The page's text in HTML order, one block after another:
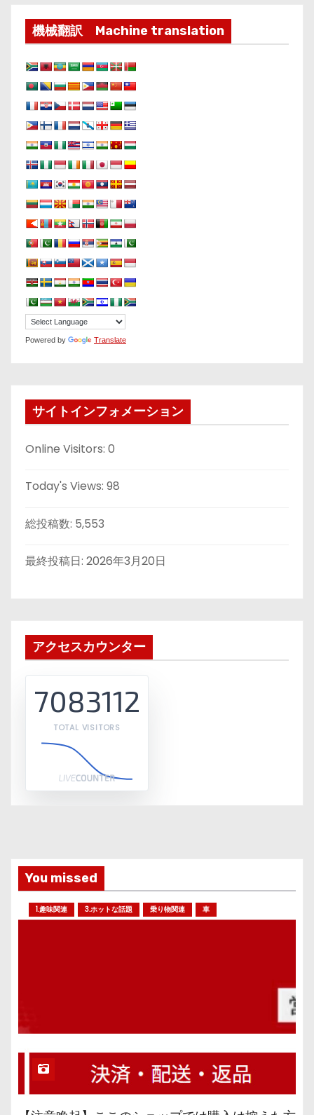
機械翻訳 Machine translation
Powered by Translate
サイトインフォメーション
Online Visitors: 0
Today's Views: 98
総投稿数: 5,553
最終投稿日: 2026年3月20日
アクセスカウンター
7083112
TOTAL VISITORS
You missed
1.趣味関連 3.ホットな話題 乗り物関連 車